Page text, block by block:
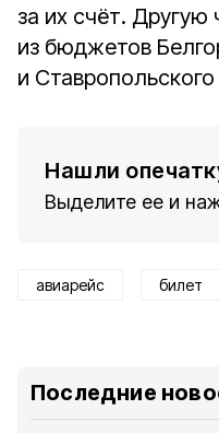
за их счёт. Другую
из бюджетов
и Ставропольского
Нашли
Выделите ее и
авиарейс билет
Последние